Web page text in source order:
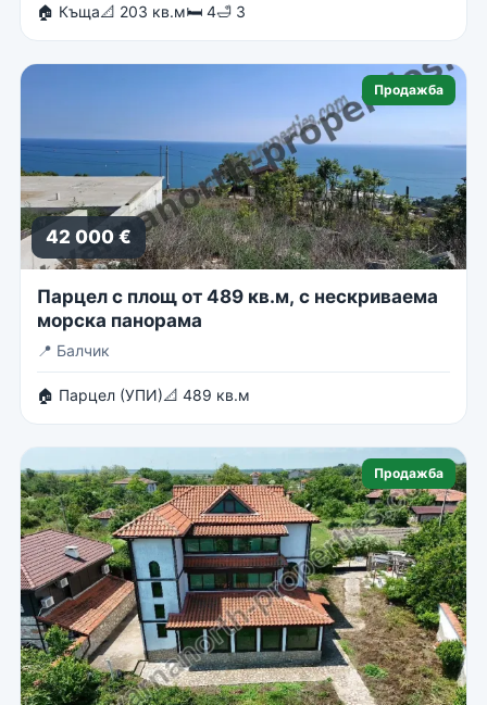
🏠 Къща📐 203 кв.м🛏 4🛁 3
Продажба
42 000 €
Парцел с площ от 489 кв.м, с нескриваема
морска панорама
📍 Балчик
🏠 Парцел (УПИ)📐 489 кв.м
Продажба